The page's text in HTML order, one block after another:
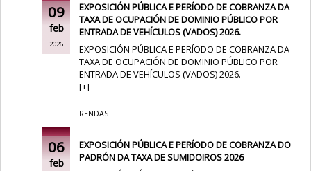
09
feb
2026
EXPOSICIÓN PÚBLICA E PERÍODO DE COBRANZA DA
TAXA DE OCUPACIÓN DE DOMINIO PÚBLICO POR
ENTRADA DE VEHÍCULOS (VADOS) 2026.
EXPOSICIÓN PÚBLICA E PERÍODO DE COBRANZA DA
TAXA DE OCUPACIÓN DE DOMINIO PÚBLICO POR
ENTRADA DE VEHÍCULOS (VADOS) 2026.
[+]
RENDAS
06
feb
EXPOSICIÓN PÚBLICA E PERÍODO DE COBRANZA DO
PADRÓN DA TAXA DE SUMIDOIROS 2026